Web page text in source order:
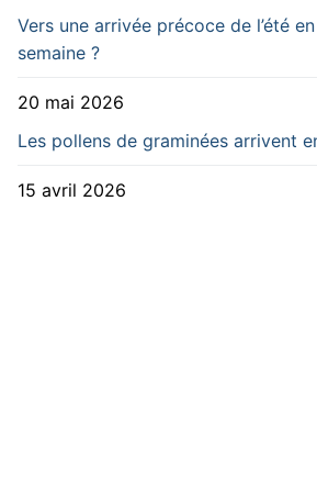
Vers une arrivée précoce de l’été
semaine ?
20 mai 2026
Les pollens de graminées arrivent
15 avril 2026